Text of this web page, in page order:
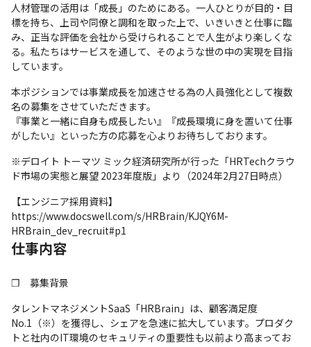
人材管理の活用は「成長」のためにある。一人ひとりが目的・目
標を持ち、上司や同僚と調和を取った上で、いきいきと仕事に臨
み、正当な評価を会社から受けられることで人生がより楽しくな
る。私たちはサービスを通して、そのような世の中の実現を目指
しています。
本ポジションでは事業成長を加速させる為の人員強化として複数
名の募集をさせていただきます。
『事業と一緒に自身も成長したい』『成長環境に身を置いて仕事
がしたい』といった方の応募を心よりお待ちしております。
※デロイト トーマツ ミック経済研究所が行った「HRTechクラウ
ド市場の実態と展望 2023年度版」より（2024年2月27日時点）
【エンジニア採用資料】
https://www.docswell.com/s/HRBrain/KJQY6M-
HRBrain_dev_recruit#p1
仕事内容
❐　募集背景
タレントマネジメントSaaS「HRBrain」は、顧客満足度
No.1（※）を獲得し、シェアを急速に拡大しています。プロダク
トと社内のIT環境のセキュリティの重要性も以前より高まってお